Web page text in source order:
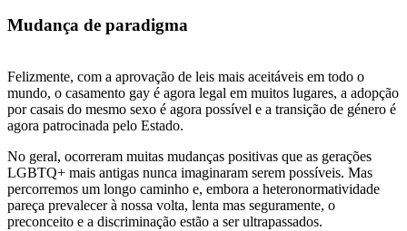
Mudança de paradigma
Felizmente, com a aprovação de leis mais aceitáveis em todo o
mundo, o casamento gay é agora legal em muitos lugares, a adopção
por casais do mesmo sexo é agora possível e a transição de género é
agora patrocinada pelo Estado.
No geral, ocorreram muitas mudanças positivas que as gerações
LGBTQ+ mais antigas nunca imaginaram serem possíveis. Mas
percorremos um longo caminho e, embora a heteronormatividade
pareça prevalecer à nossa volta, lenta mas seguramente, o
preconceito e a discriminação estão a ser ultrapassados.